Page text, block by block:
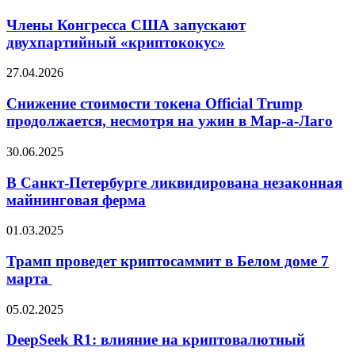
года
США
запускают
двухпартийный
Члены Конгресса США запускают
двухпартийный «криптококус»
Снижение
токена
Official
Trump
несмотря
ужин
в
а-
27.04.2026
Снижение стоимости токена Official Trump
продолжается, несмотря на ужин в Мар-а-Лаго
В
Петербурге
ликвидирована
незаконная
ферма
30.06.2025
В Санкт-Петербурге ликвидирована незаконная
майнинговая ферма
Трамп
криптосаммит
в
Белом
7
01.03.2025
Трамп проведет криптосаммит в Белом доме 7
марта
DeepSeek
влияние
05.02.2025
DeepSeek R1: влияние на криптовалютный